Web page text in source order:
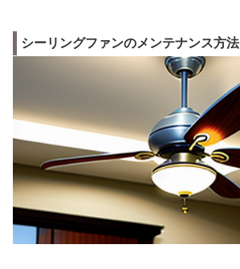
シーリングファンのメンテナンス方法